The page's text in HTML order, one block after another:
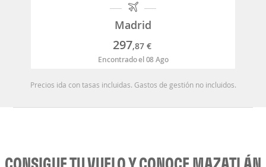
Madrid
297,87 €
Encontrado el 08 Ago
Precios ida con tasas incluidas. Gastos de gestión no incluidos.